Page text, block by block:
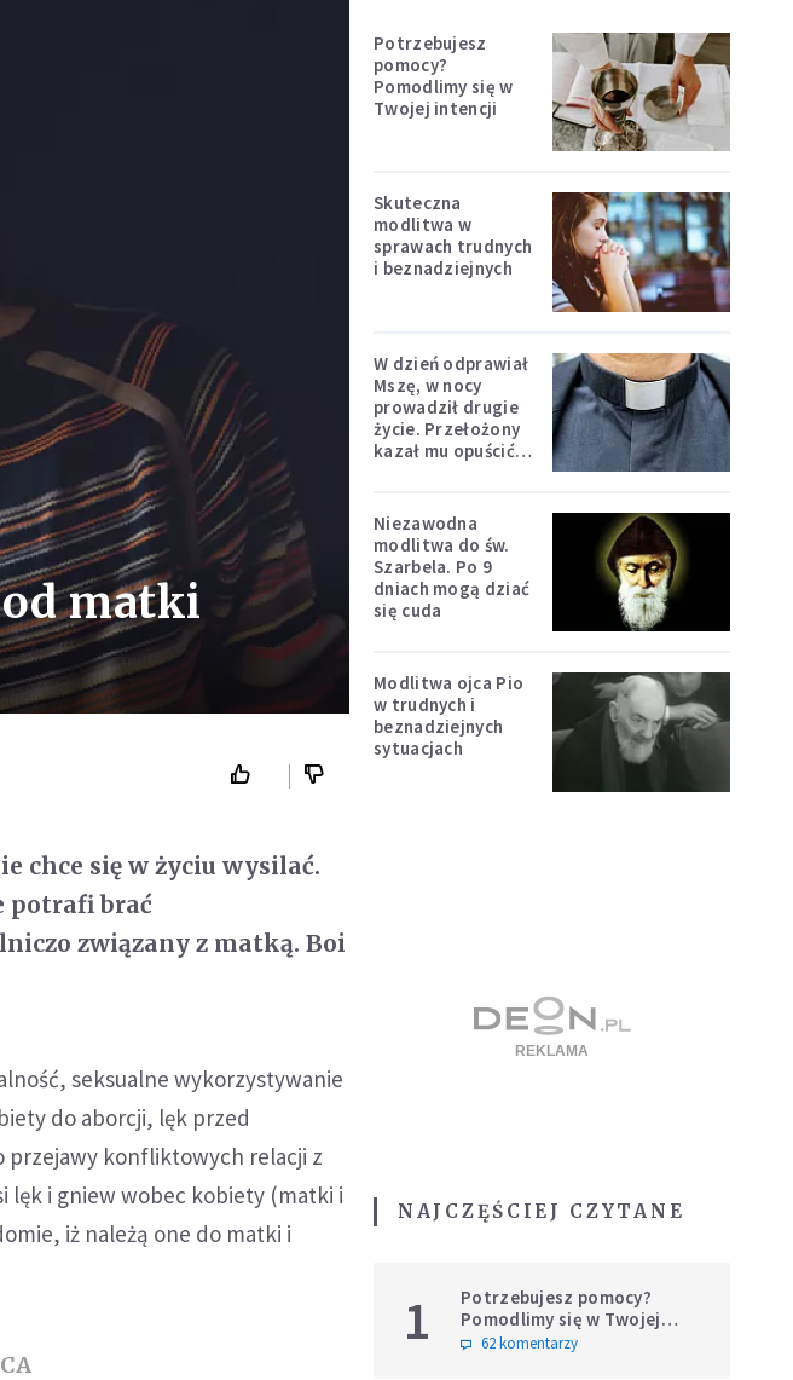
matki
chce się w życiu wysilać.
potrafi brać
związany z matką. Boi
seksualne wykorzystywanie
do aborcji, lęk przed
przejawy konfliktowych relacji z
lęk i gniew wobec kobiety (matki i
iż należą one do matki i
Potrzebujesz
pomocy?
Pomodlimy się w
Twojej intencji
Skuteczna
modlitwa w
sprawach trudnych
i beznadziejnych
W dzień odprawiał
Mszę, w nocy
prowadził drugie
życie. Przełożony
kazał mu opuścić
Niezawodna
modlitwa do św.
Szarbela. Po 9
dniach mogą dziać
się cuda
Modlitwa ojca Pio
w trudnych i
beznadziejnych
sytuacjach
NAJCZĘŚCIEJ CZYTANE
1
Potrzebujesz pomocy?
Pomodlimy się w Twojej
intencji
62 komentarzy